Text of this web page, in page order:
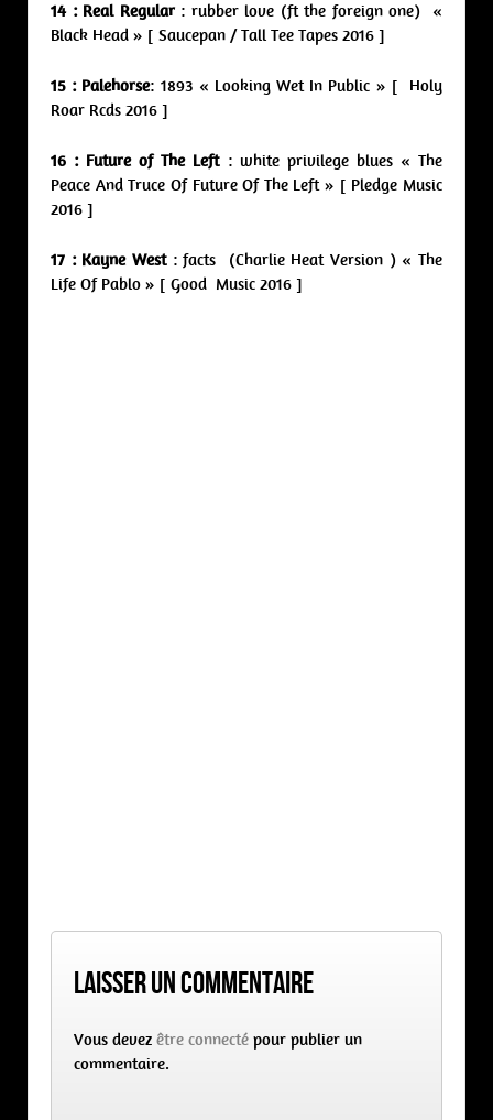
14 : Real Regular: rubber love (ft the foreign one) «
Black Head » [ Saucepan / Tall Tee Tapes 2016 ]
15 : Palehorse: 1893 « Looking Wet In Public » [ Holy
Roar Rcds 2016 ]
16 : Future of The Left : white privilege blues « The
Peace And Truce Of Future Of The Left » [ Pledge Music
2016 ]
17 : Kayne West: facts (Charlie Heat Version ) « The
Life Of Pablo » [ Good Music 2016 ]
Laisser un commentaire
Vous devez être connecté pour publier un
commentaire.